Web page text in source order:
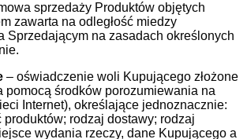
sprzedaży Produktów objętych
zawarta na odległość miedzy
Sprzedającym na zasadach określonych
– oświadczenie woli Kupującego złożone
pomocą środków porozumiewania na
Internet), określające jednoznacznie:
produktów; rodzaj dostawy; rodzaj
wydania rzeczy, dane Kupującego a